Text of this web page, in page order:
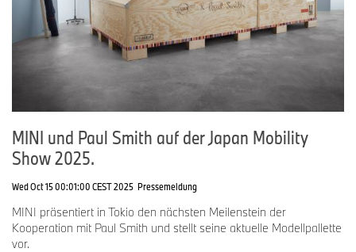
MINI und Paul Smith auf der Japan Mobility
Show 2025.
Wed Oct 15 00:01:00 CEST 2025 Pressemeldung
MINI präsentiert in Tokio den nächsten Meilenstein der
Kooperation mit Paul Smith und stellt seine aktuelle Modellpallette
vor.